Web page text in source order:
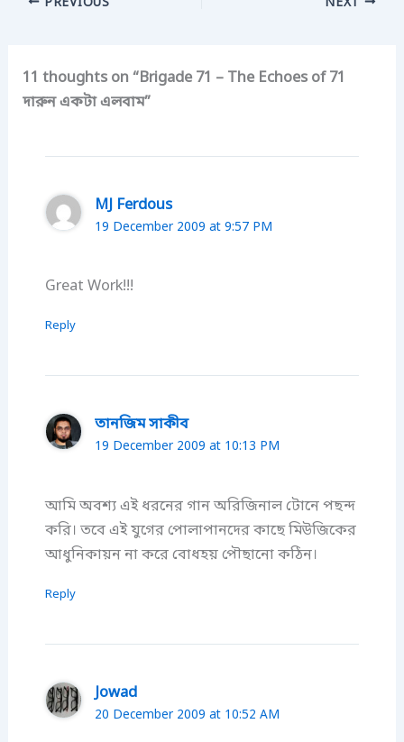
PREVIOUS NEXT
11 thoughts on “Brigade 71 – The Echoes of 71
দারুন একটা এলবাম”
MJ Ferdous
19 December 2009 at 9:57 PM
Great Work!!!
Reply
তানজিম সাকীব
19 December 2009 at 10:13 PM
আমি অবশ্য এই ধরনের গান অরিজিনাল টোনে পছন্দ
করি। তবে এই যুগের পোলাপানদের কাছে মিউজিকের
আধুনিকায়ন না করে বোধহয় পৌছানো কঠিন।
Reply
Jowad
20 December 2009 at 10:52 AM